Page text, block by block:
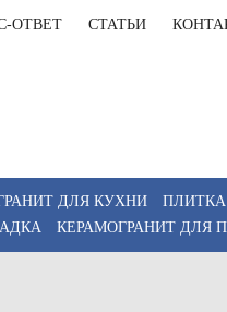
ОТВЕТ СТАТЬИ
ДЛЯ КУХНИ
КЕРАМОГРАНИТ ДЛЯ